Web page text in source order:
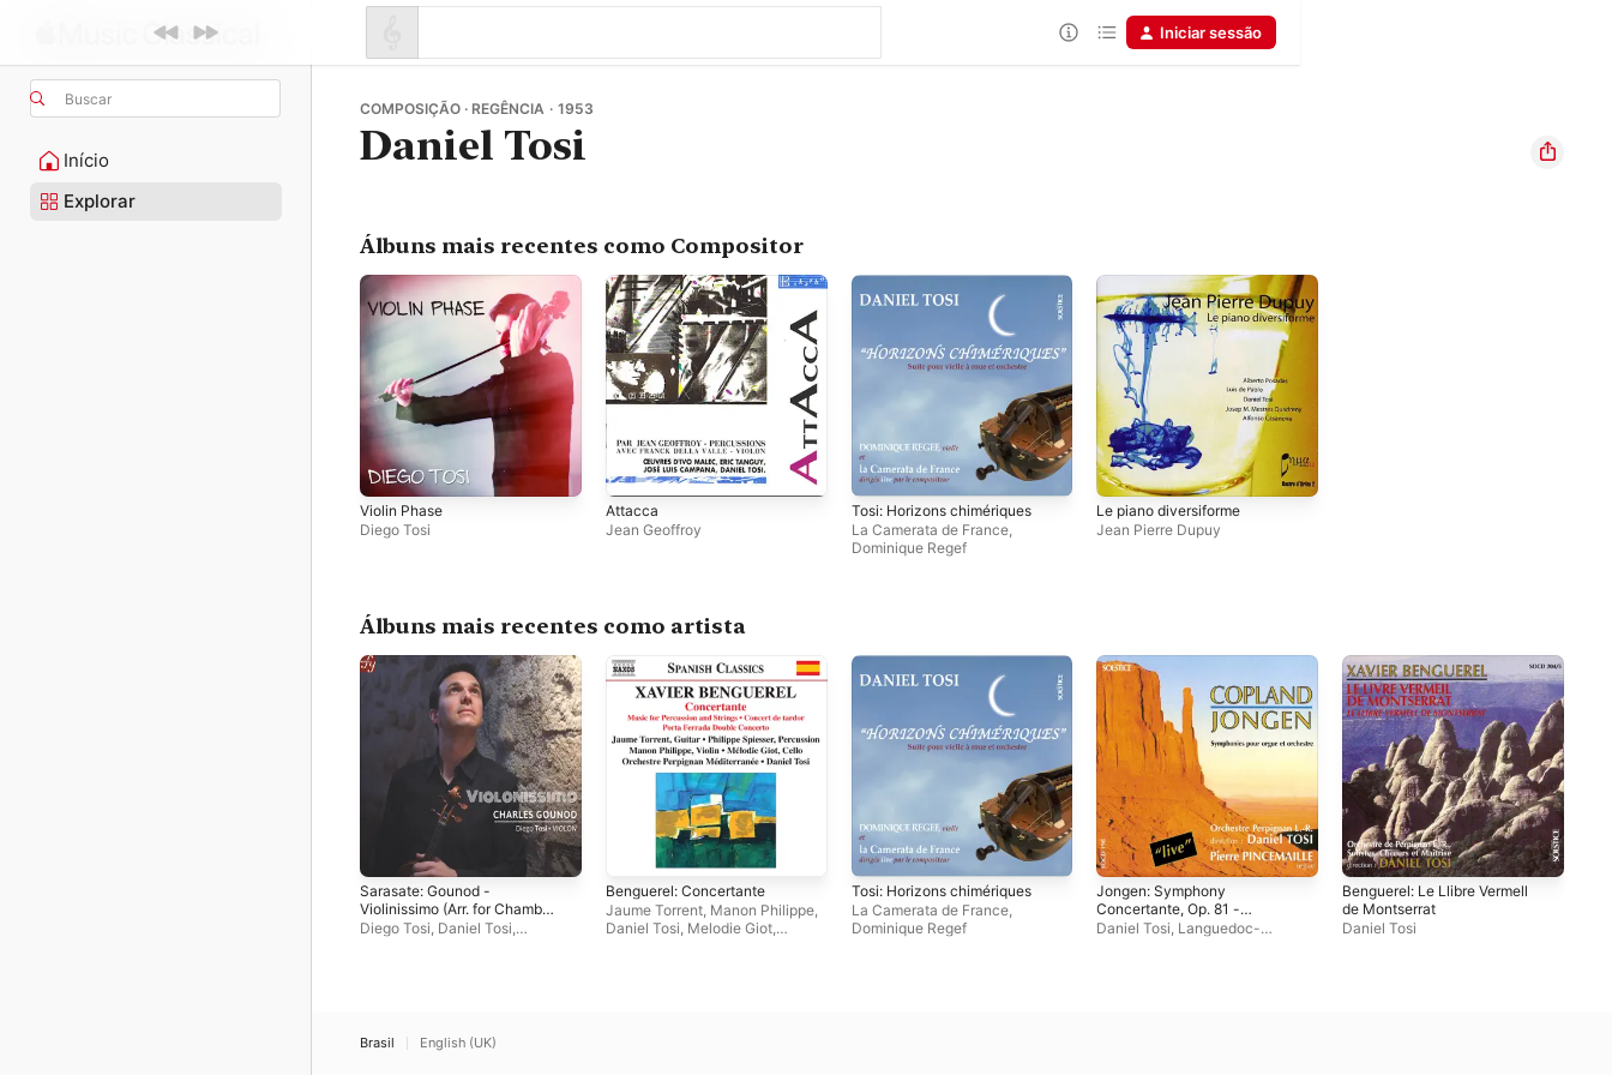
Buscar
Início
Explorar
Iniciar sessão
COMPOSIÇÃO · REGÊNCIA · 1953
Daniel Tosi
Álbuns mais recentes como Compositor
Violin Phase
Diego Tosi
Attacca
Jean Geoffroy
Tosi: Horizons chimériques
La Camerata de France,
Dominique Regef
Le piano diversiforme
Jean Pierre Dupuy
Álbuns mais recentes como artista
Sarasate: Gounod -
Violinissimo (Arr. for Chamber
Orchestra)
Diego Tosi Daniel Tosi
Benguerel: Concertante
Jaume Torrent, Manon Philippe,
Daniel Tosi Melodie Giot,
Tosi: Horizons chimériques
La Camerata de France,
Dominique Regef
Jongen: Symphony
Concertante, Op. 81 -
Copland: Symphony for
Daniel Tosi Languedoc-
Benguerel: Le Llibre Vermell
de Montserrat
Daniel Tosi
Brasil English (UK)